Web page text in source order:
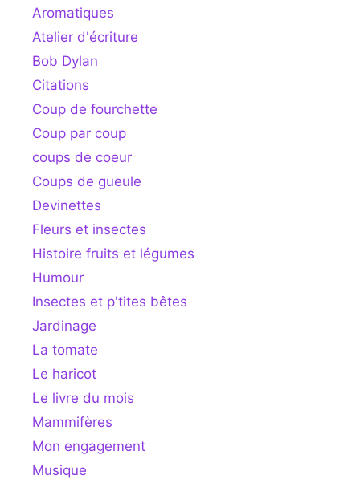
Aromatiques
Atelier d'écriture
Bob Dylan
Citations
Coup de fourchette
Coup par coup
coups de coeur
Coups de gueule
Devinettes
Fleurs et insectes
Histoire fruits et légumes
Humour
Insectes et p'tites bêtes
Jardinage
La tomate
Le haricot
Le livre du mois
Mammifères
Mon engagement
Musique